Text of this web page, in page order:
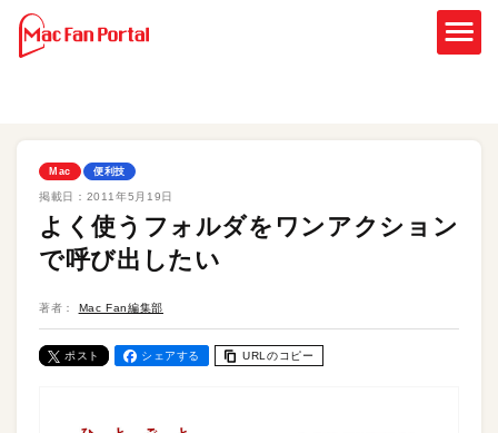
Mac 便利技
掲載日： 2011年5月19日
よく使うフォルダをワンアクション
で呼び出したい
著者： Mac Fan編集部
ポスト シェアする URLのコピー